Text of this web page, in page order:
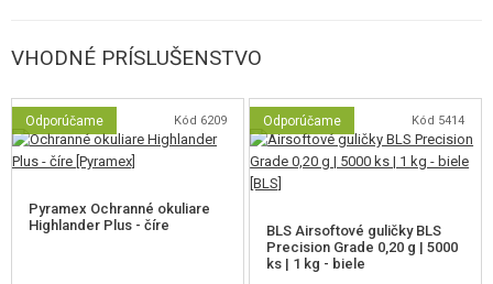
Hlavné prednosti zbrane
Celokovové telo aj záver– vysoká odolnosť a realistický vzhľad.
Ultra kompaktné rozmery– ideálna ako záložná alebo skryto
nosená zbraň.
Reálna rozborka s výklopnou hlavnou– inšpirovaná skutočnou
Blowback systém– simulácia spätného rázu pre realistický zážitok
zo streľby.
– iba 265 g bez zásobníka, ľahko prenosná.
Kompaktný zásobník s kapacitou 8+1 rán – viac ako väčšina pištolí
VHODNÉ PRÍSLUŠENSTVO
Odporúčame Kód 6209
Pyramex Ochranné okuliare
Highlander Plus - číre
Odporúčame Kód 5414
BLS Airsoftové guličky BLS
Precision Grade 0,20 g | 5000
ks | 1 kg - biele